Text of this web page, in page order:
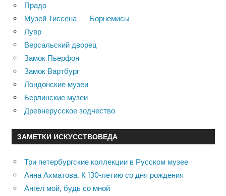
Прадо
Музей Тиссена — Борнемисы
Лувр
Версальский дворец
Замок Пьерфон
Замок Вартбург
Лондонские музеи
Берлинские музеи
Древнерусское зодчество
ЗАМЕТКИ ИСКУССТВОВЕДА
Три петербургские коллекции в Русском музее
Анна Ахматова. К 130-летию со дня рождения
Ангел мой, будь со мной